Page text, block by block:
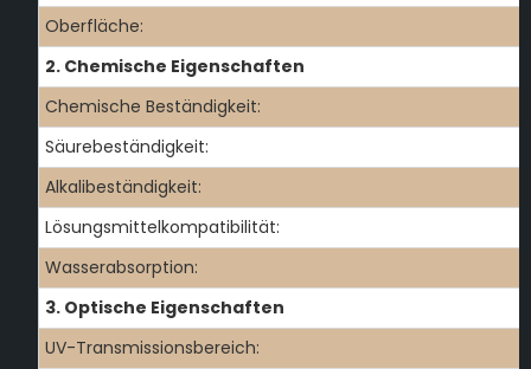
Oberfläche:
2. Chemische Eigenschaften
Chemische Beständigkeit:
Säurebeständigkeit:
Alkalibeständigkeit:
Lösungsmittelkompatibilität:
Wasserabsorption:
3. Optische Eigenschaften
UV-Transmissionsbereich: